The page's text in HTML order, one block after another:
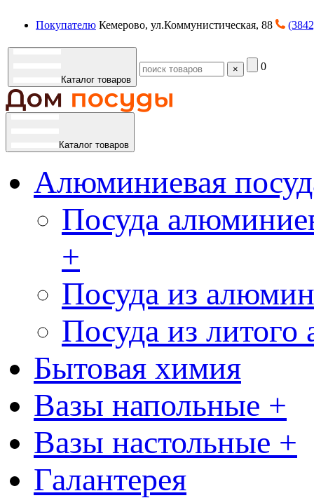
Покупателю Кемерово, ул.Коммунистическая, 88
Каталог товаров
× 0
Каталог товаров
Алюминиевая
Посуда
+
Посуда из
Посуда из
Бытовая химия
Вазы напольные +
Вазы настольные +
Галантерея